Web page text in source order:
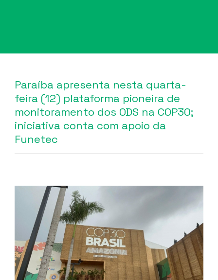
Paraíba apresenta nesta quarta-
feira (12) plataforma pioneira de
monitoramento dos ODS na COP30;
iniciativa conta com apoio da
Funetec